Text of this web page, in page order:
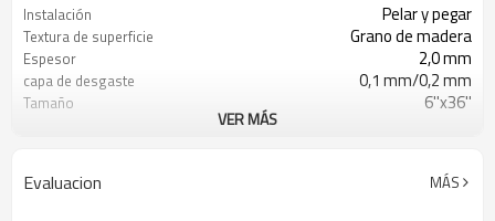
Instalación Pelar y pegar
Textura de superficie Grano de madera
Espesor 2,0 mm
capa de desgaste 0,1 mm/0,2 mm
Tamaño 6''x36''
Libre
VER MÁS
Evaluacion MÁS